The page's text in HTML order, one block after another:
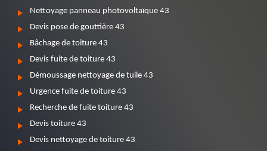
Nettoyage panneau photovoltaïque 43
Devis pose de gouttière 43
Bâchage de toiture 43
Devis fuite de toiture 43
Démoussage nettoyage de tuile 43
Urgence fuite de toiture 43
Recherche de fuite toiture 43
Devis toiture 43
Devis nettoyage de toiture 43